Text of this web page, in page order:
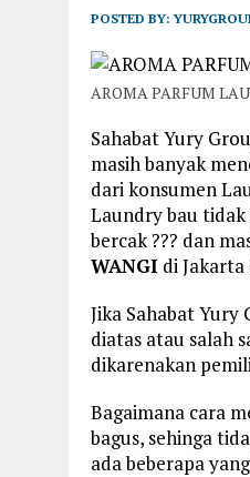
POSTED BY:
AROMA PARFUM
Sahabat Yury
masih banyak
dari konsumen
Laundry bau tidak
bercak ??? dan
WANGI di Jakarta
Jika Sahabat
diatas atau salah
dikarenakan
Bagaimana cara
bagus, sehinga
ada beberapa